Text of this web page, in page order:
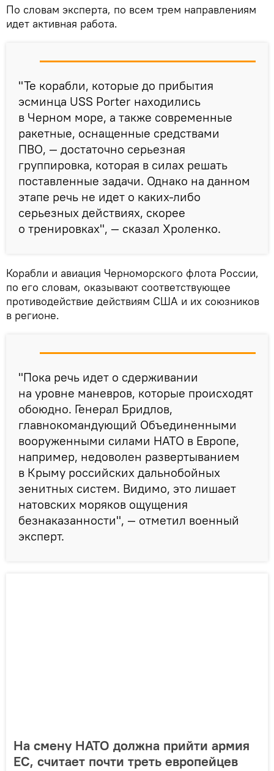
По словам эксперта, по всем трем направлениям
идет активная работа.
"Те корабли, которые до прибытия
эсминца USS Porter находились
в Черном море, а также современные
ракетные, оснащенные средствами
ПВО, — достаточно серьезная
группировка, которая в силах решать
поставленные задачи. Однако на данном
этапе речь не идет о каких-либо
серьезных действиях, скорее
о тренировках", — сказал Хроленко.
Корабли и авиация Черноморского флота России,
по его словам, оказывают соответствующее
противодействие действиям США и их союзников
в регионе.
"Пока речь идет о сдерживании
на уровне маневров, которые происходят
обоюдно. Генерал Бридлов,
главнокомандующий Объединенными
вооруженными силами НАТО в Европе,
например, недоволен развертыванием
в Крыму российских дальнобойных
зенитных систем. Видимо, это лишает
натовских моряков ощущения
безнаказанности", — отметил военный
эксперт.
На смену НАТО должна прийти армия
ЕС, считает почти треть европейцев